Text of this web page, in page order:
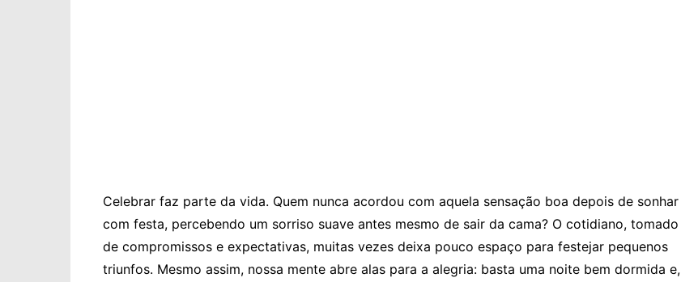
Celebrar faz parte da vida. Quem nunca acordou com aquela sensação boa depois de sonhar
com festa, percebendo um sorriso suave antes mesmo de sair da cama? O cotidiano, tomado
de compromissos e expectativas, muitas vezes deixa pouco espaço para festejar pequenos
triunfos. Mesmo assim, nossa mente abre alas para a alegria: basta uma noite bem dormida e,